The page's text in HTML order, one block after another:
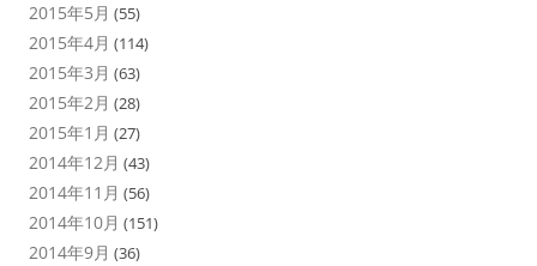
2015年5月 (55)
2015年4月 (114)
2015年3月 (63)
2015年2月 (28)
2015年1月 (27)
2014年12月 (43)
2014年11月 (56)
2014年10月 (151)
2014年9月 (36)